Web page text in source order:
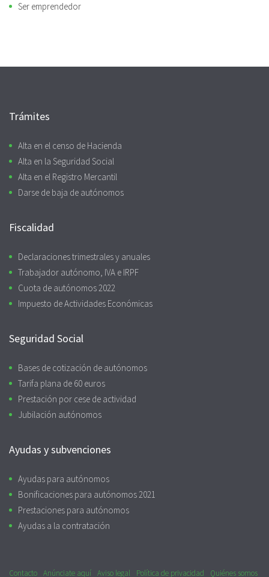
Ser emprendedor
Trámites
Alta en el censo de Hacienda
Alta en la Seguridad Social
Alta en el Registro Mercantil
Darse de baja de autónomos
Fiscalidad
Declaraciones trimestrales y anuales
Trabajador autónomo, IVA e IRPF
Cuota de autónomos 2022
Impuesto de Actividades Económicas
Seguridad Social
Bases de cotización de autónomos
Tarifa plana de 60 euros
Prestación por cese de actividad
Jubilación autónomos
Ayudas y subvenciones
Ayudas para autónomos
Bonificaciones para autónomos 2021
Prestaciones para autónomos
Ayudas a la contratación
Contacto Anúnciate aquí Aviso legal Política de privacidad Quiénes somos